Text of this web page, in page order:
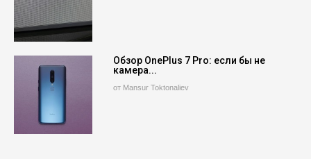
Обзор OnePlus 7 Pro: если бы не
камера...
от Mansur Toktonaliev